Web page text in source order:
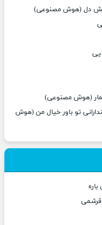
آتش دل (هوش مصنوعی)
(هوش مصنوعی)
تو باور خیال من (هوش
قرشمی